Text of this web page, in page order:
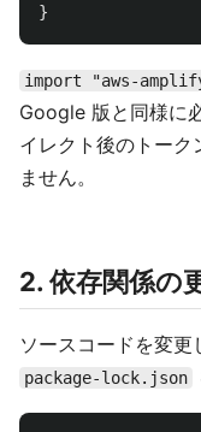
}
import "aws-
Google 版と同様に
イレクト後のトーク
ません。
2. 依存関係の
ソースコードを変更
package-lock.json